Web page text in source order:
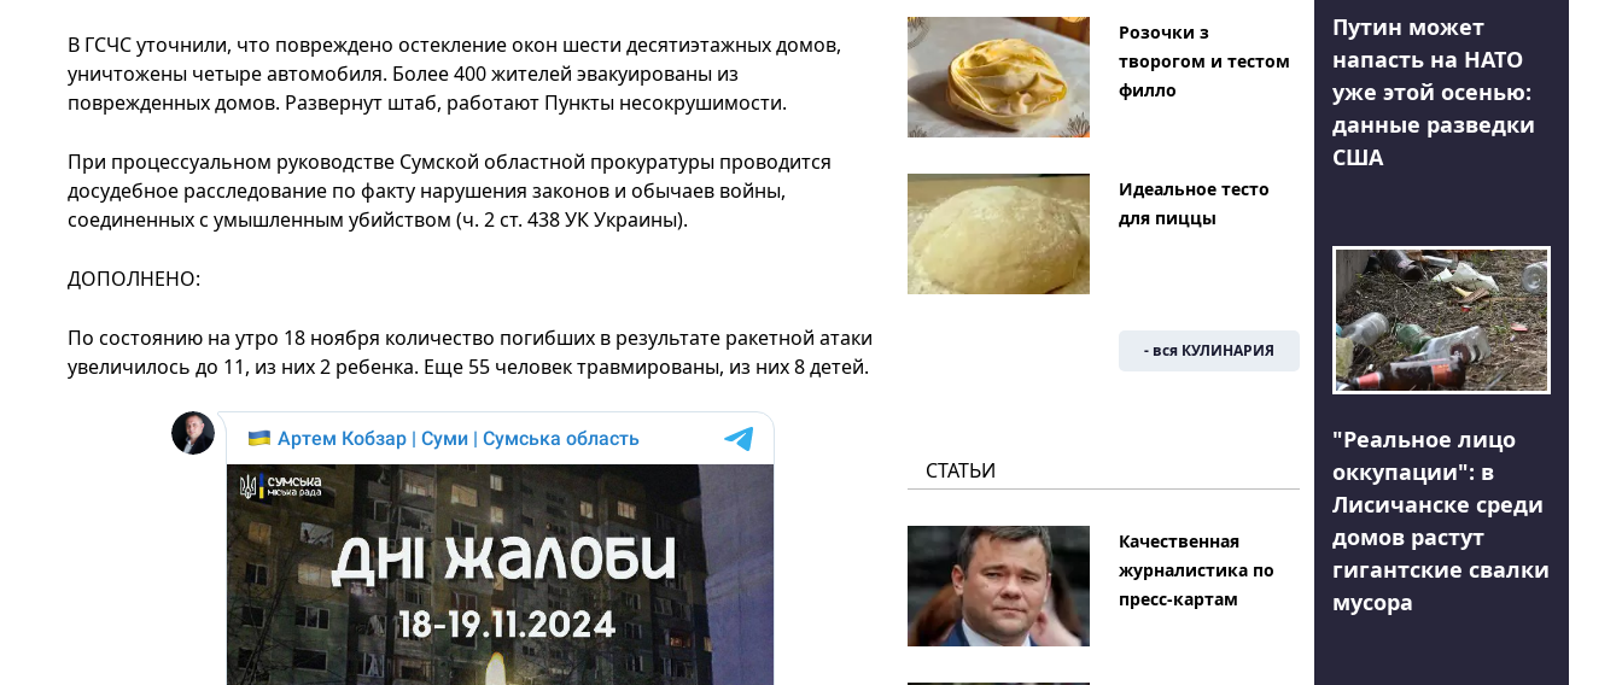
В ГСЧС уточнили, что повреждено остекление окон шести десятиэтажных домов,
уничтожены четыре автомобиля. Более 400 жителей эвакуированы из
поврежденных домов. Развернут штаб, работают Пункты несокрушимости.
При процессуальном руководстве Сумской областной прокуратуры проводится
досудебное расследование по факту нарушения законов и обычаев войны,
соединенных с умышленным убийством (ч. 2 ст. 438 УК Украины).
ДОПОЛНЕНО:
По состоянию на утро 18 ноября количество погибших в результате ракетной атаки
увеличилось до 11, из них 2 ребенка. Еще 55 человек травмированы, из них 8 детей.
Розочки з
творогом и тестом
филло
Идеальное тесто
для пиццы
- вся КУЛИНАРИЯ
СТАТЬИ
Качественная
журналистика по
пресс-картам
Путин может
напасть на НАТО
уже этой осенью:
данные разведки
США
"Реальное лицо
оккупации": в
Лисичанске среди
домов растут
гигантские свалки
мусора